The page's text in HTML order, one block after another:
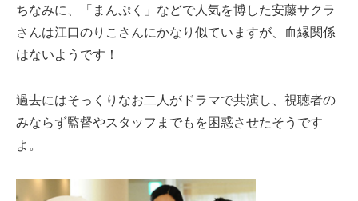
ちなみに、「まんぷく」などで人気を博した安藤サクラ
さんは江口のりこさんにかなり似ていますが、血縁関係
はないようです！
過去にはそっくりなお二人がドラマで共演し、視聴者の
みならず監督やスタッフまでもを困惑させたそうです
よ。